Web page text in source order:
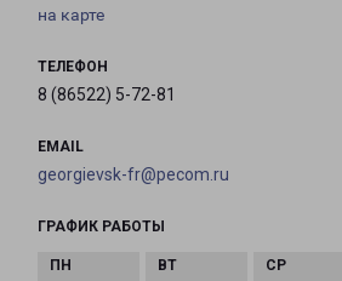
на карте
ТЕЛЕФОН
8 (86522) 5-72-81
EMAIL
georgievsk-fr@pecom.ru
ГРАФИК РАБОТЫ